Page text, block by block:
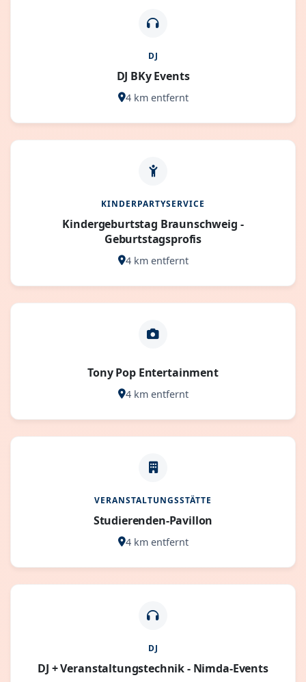
DJ
DJ BKy Events
4 km entfernt
KINDERPARTYSERVICE
Kindergeburtstag Braunschweig -
Geburtstagsprofis
4 km entfernt
Tony Pop Entertainment
4 km entfernt
VERANSTALTUNGSSTÄTTE
Studierenden-Pavillon
4 km entfernt
DJ
DJ + Veranstaltungstechnik - Nimda-Events